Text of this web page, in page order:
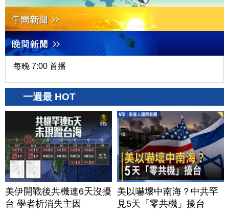
每晚 7:00 首播
一週最 HOT
美伊開戰後共機連6天沒擾
台 學者析消失主因
美以嚇壞中南海？中共罕
見5天「零共機」擾台